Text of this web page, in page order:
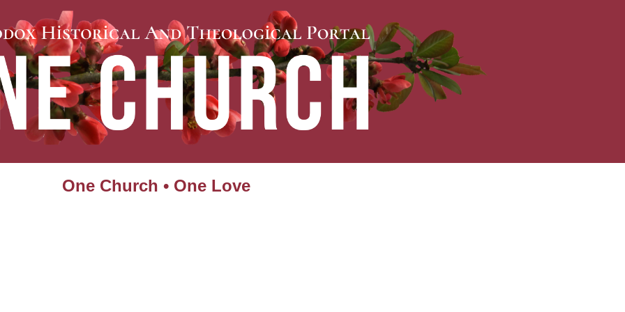
One Church • One Love